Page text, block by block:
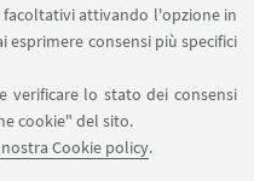
facoltativi attivando l'opzione in
esprimere consensi più specifici
verificare lo stato dei consensi
cookie" del sito.
Cookie policy.
SU: